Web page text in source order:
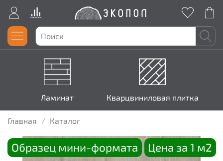
Ламинат Кварцвиниловая плитка
Главная Каталог
Образец мини-формата Цена за 1 м2